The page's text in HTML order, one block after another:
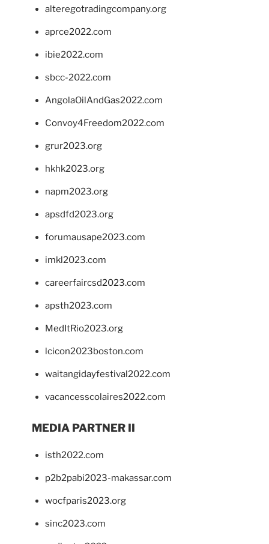
alteregotradingcompany.org
aprce2022.com
ibie2022.com
sbcc-2022.com
AngolaOilAndGas2022.com
Convoy4Freedom2022.com
grur2023.org
hkhk2023.org
napm2023.org
apsdfd2023.org
forumausape2023.com
imkl2023.com
careerfaircsd2023.com
apsth2023.com
MedItRio2023.org
lcicon2023boston.com
waitangidayfestival2022.com
vacancesscolaires2022.com
MEDIA PARTNER II
isth2022.com
p2b2pabi2023-makassar.com
wocfparis2023.org
sinc2023.com